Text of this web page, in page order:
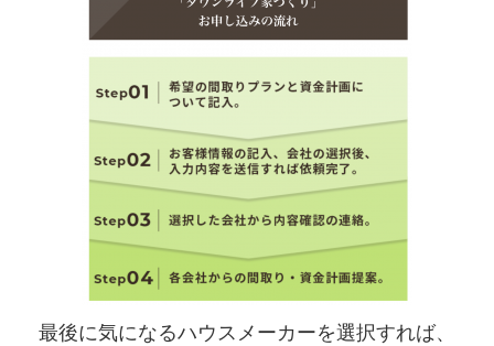
最後に気になるハウスメーカーを選択すれば、